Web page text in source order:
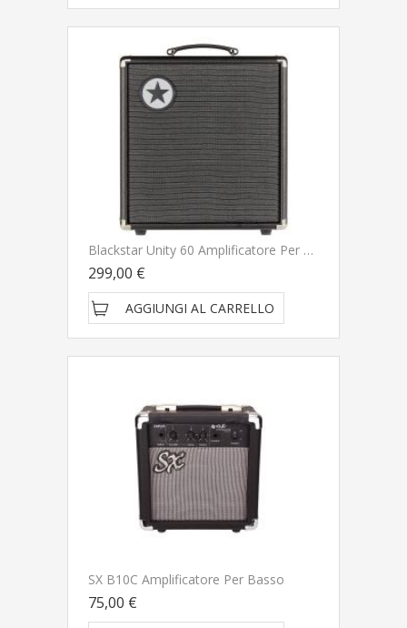
Blackstar Unity 60 Amplificatore Per Basso NUOVO ARRIVO
299,00 €
AGGIUNGI AL CARRELLO
SX B10C Amplificatore Per Basso
75,00 €